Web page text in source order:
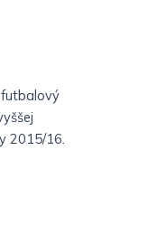
futbalový
2015/16.